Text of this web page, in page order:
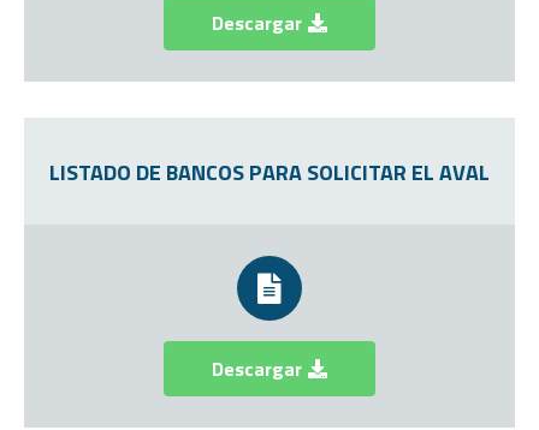
Descargar
LISTADO DE BANCOS PARA SOLICITAR EL AVAL
Descargar